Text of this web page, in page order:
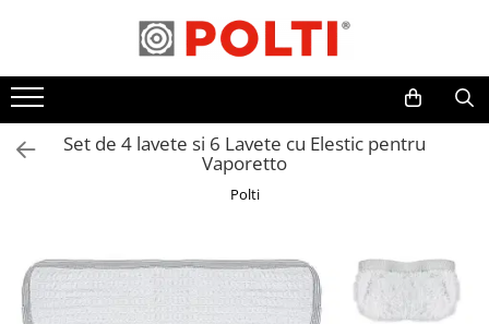
Aspiratoare profesionale
Aspiratoare fara sac
Aspiratoare cu apa
Set de 4 lavete si 6 Lavete cu Elestic pentru
Vaporetto
Polti